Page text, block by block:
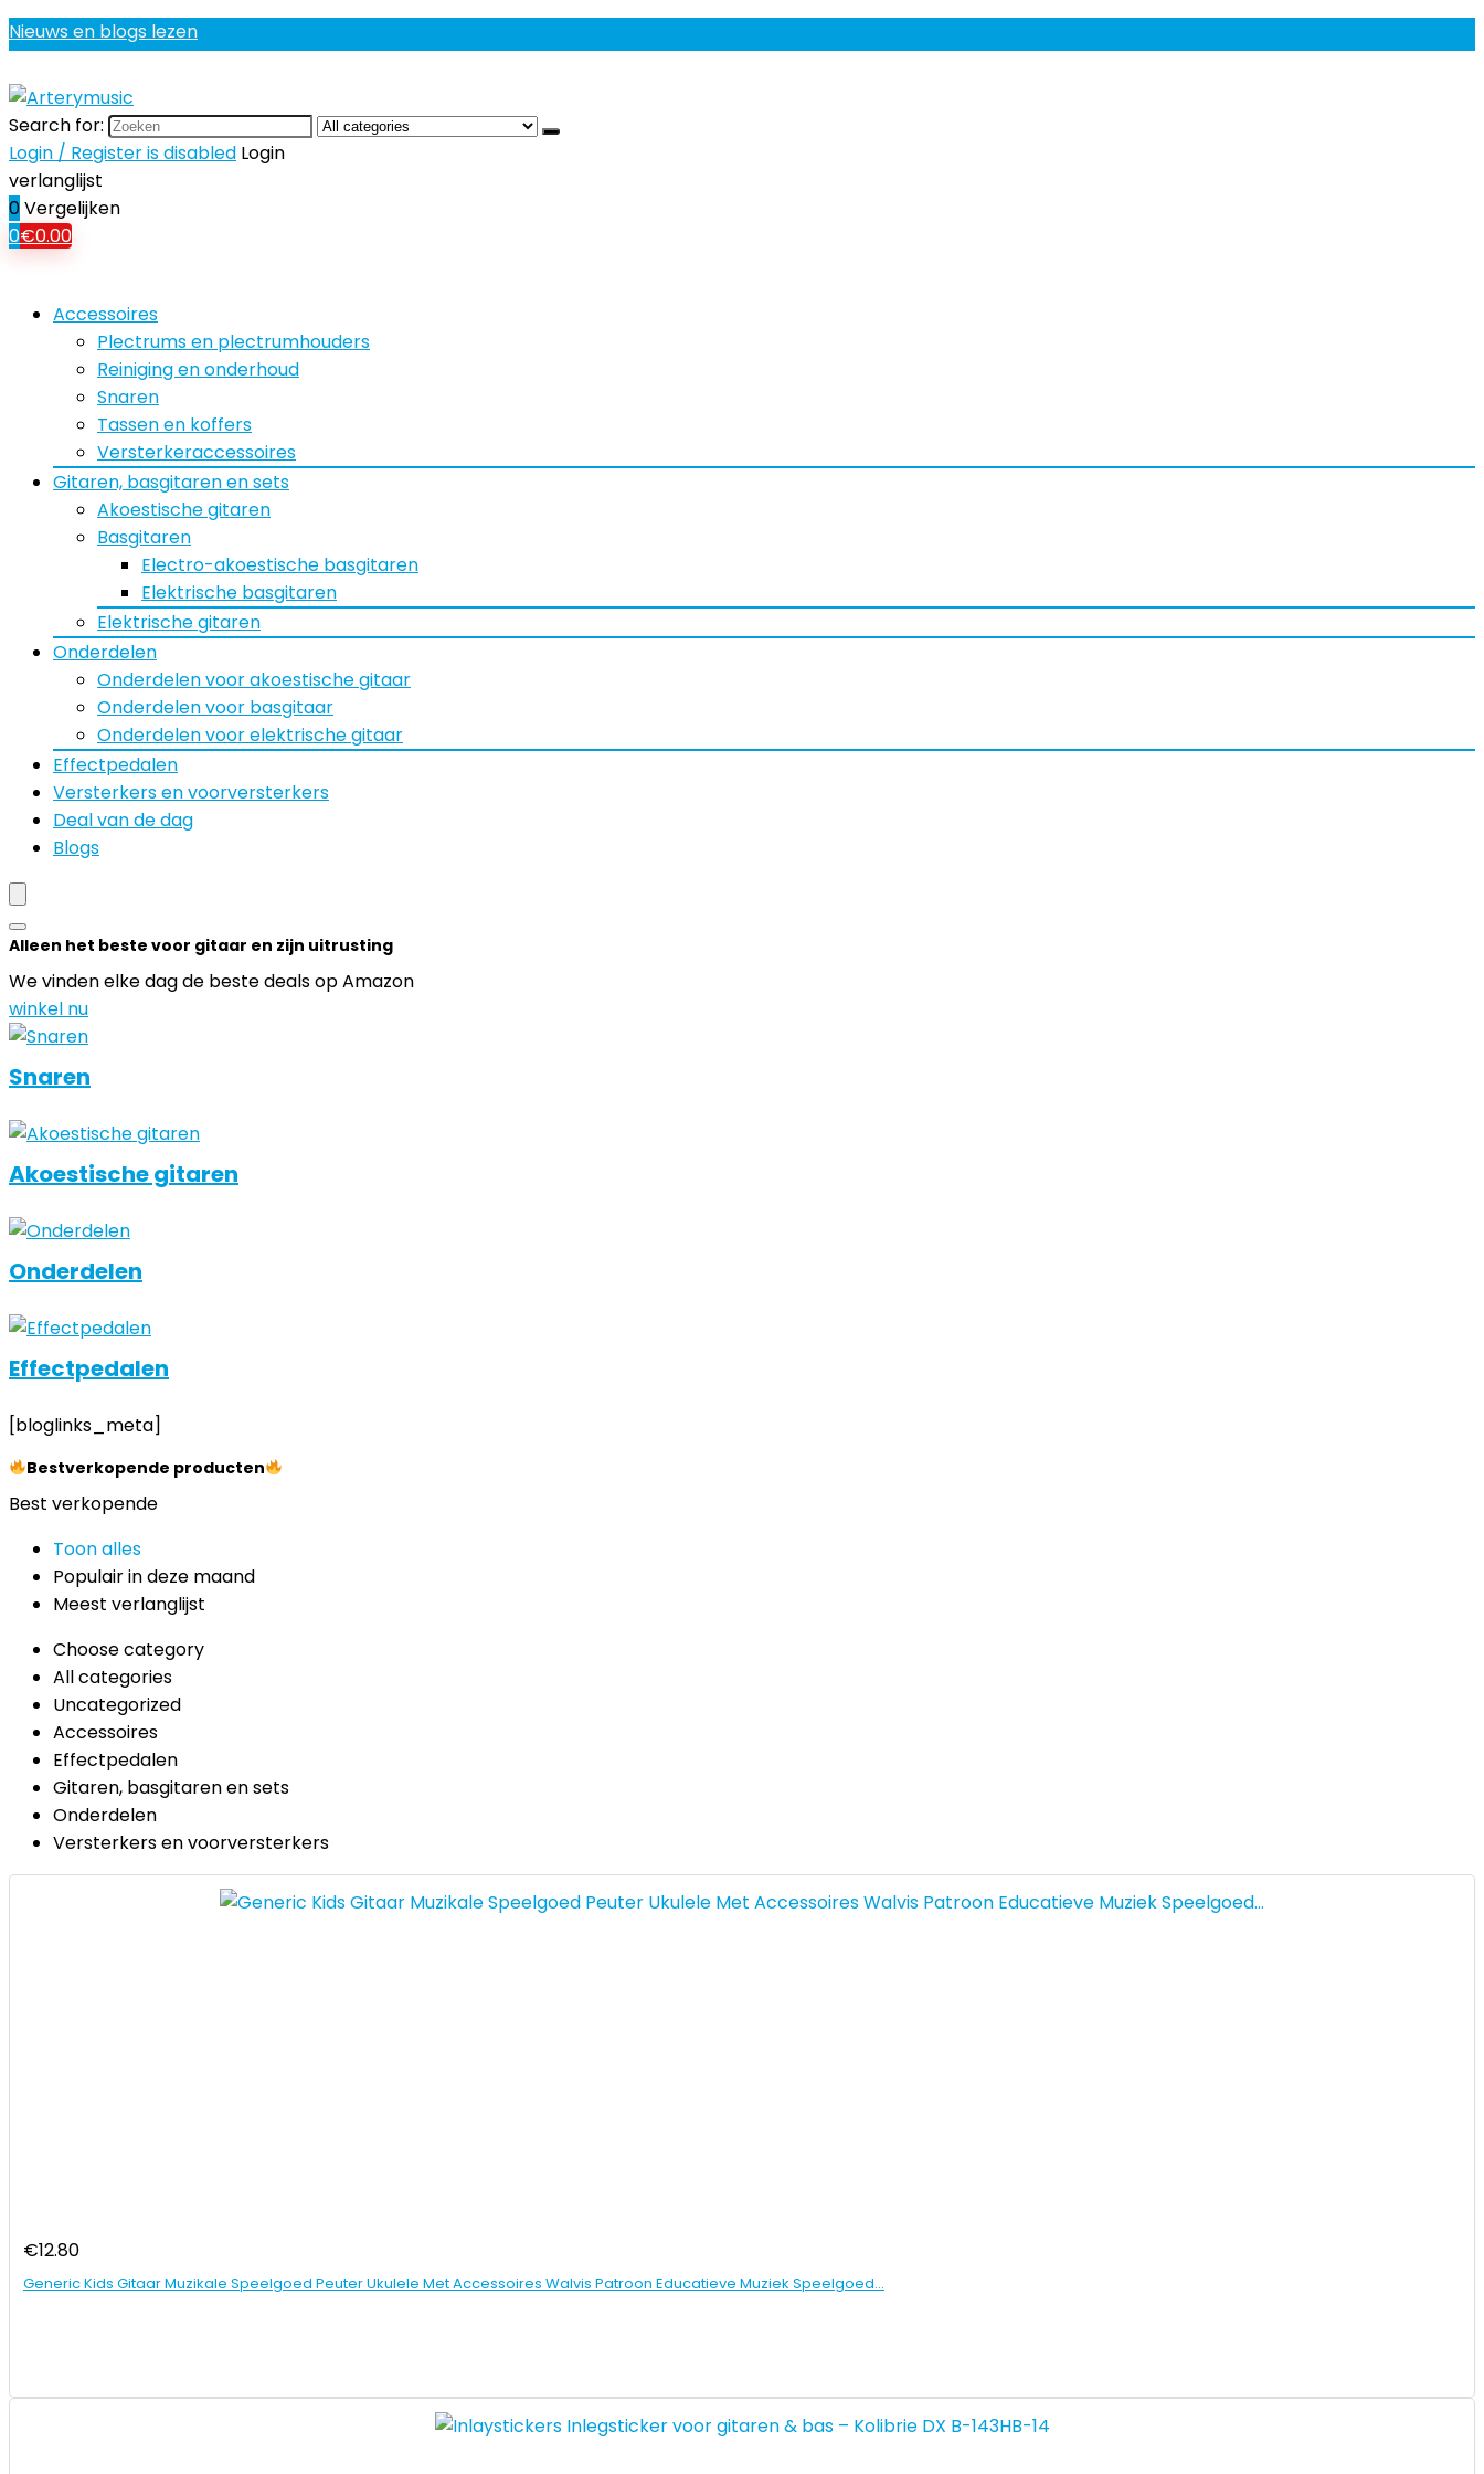
Nieuws en blogs lezen
Search for:
Login / Register is disabled Login
verlanglijst
0Vergelijken
0€0.00
Accessoires
Plectrums en plectrumhouders
Reiniging en onderhoud
Snaren
Tassen en koffers
Versterkeraccessoires
Gitaren, basgitaren en sets
Akoestische gitaren
Basgitaren
Electro-akoestische basgitaren
Elektrische basgitaren
Elektrische gitaren
Onderdelen
Onderdelen voor akoestische gitaar
Onderdelen voor basgitaar
Onderdelen voor elektrische gitaar
Effectpedalen
Versterkers en voorversterkers
Deal van de dag
Blogs
Alleen het beste voor gitaar en zijn uitrusting
We vinden elke dag de beste deals op Amazon
winkel nu
Snaren
Akoestische gitaren
Onderdelen
Effectpedalen
[bloglinks_meta]
Bestverkopende producten
Best verkopende
Toon alles
Populair in deze maand
Meest verlanglijst
Choose category
All categories
Uncategorized
Accessoires
Effectpedalen
Gitaren, basgitaren en sets
Onderdelen
Versterkers en voorversterkers
€12.80
Generic Kids Gitaar Muzikale Speelgoed Peuter Ukulele Met Accessoires Walvis Patroon Educatieve Muziek Speelgoed…